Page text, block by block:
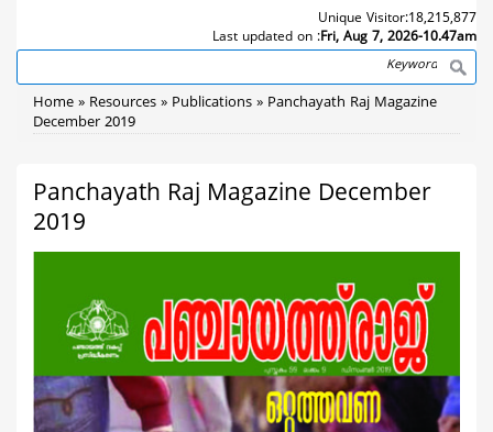
Unique Visitor:18,215,877
Last updated on :Fri, Aug 7, 2026-10.47am
Search
Breadcrumb
Home Resources Publications
Panchayath Raj Magazine
December 2019
Panchayath Raj Magazine December
2019